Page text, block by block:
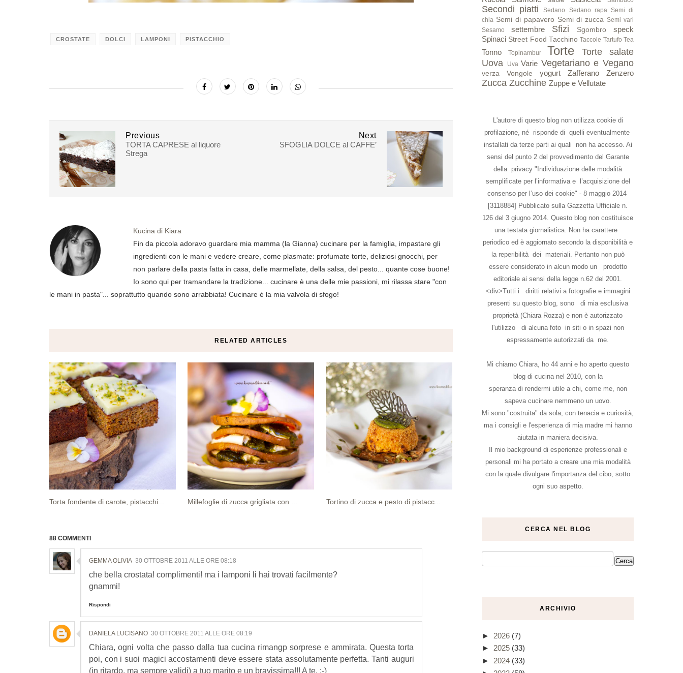
CROSTATE DOLCI LAMPONI PISTACCHIO
Next
SFOGLIA DOLCE al CAFFE’
Previous
TORTA CAPRESE al liquore
Strega
Kucina di Kiara
Fin da piccola adoravo guardare mia mamma (la Gianna) cucinare per la famiglia, impastare gli
ingredienti con le mani e vedere creare, come plasmate: profumate torte, deliziosi gnocchi, per
non parlare della pasta fatta in casa, delle marmellate, della salsa, del pesto... quante cose buone!
Io sono qui per tramandare la tradizione... cucinare è una delle mie passioni, mi rilassa stare "con
le mani in pasta"... soprattutto quando sono arrabbiata! Cucinare è la mia valvola di sfogo!
RELATED ARTICLES
Torta fondente di carote, pistacchi... Millefoglie di zucca grigliata con ... Tortino di zucca e pesto di pistacc...
88 COMMENTI
GEMMA OLIVIA 30 OTTOBRE 2011 ALLE ORE 08:18
che bella crostata! complimenti! ma i lamponi li hai trovati facilmente?
gnammi!
Rispondi
DANIELA LUCISANO 30 OTTOBRE 2011 ALLE ORE 08:19
Chiara, ogni volta che passo dalla tua cucina rimangp sorprese e ammirata. Questa torta
poi, con i suoi magici accostamenti deve essere stata assolutamente perfetta. Tanti auguri
(in ritardo, ma sempre validi) a tuo marito e un bravissima!!! A te. :-)
Secondi piatti Sedano Sedano rapa Semi di
chia Semi di papavero Semi di zucca Semi vari
Sesamo
settembre Sfizi Sgombro
speck
Spinaci Street Food Tacchino Taccole Tartufo Tea
Tonno Topinambur Torte
Torte salate
Uova
Uva Varie Vegetariano e Vegano
verza Vongole yogurt Zafferano Zenzero
Zucca Zucchine Zuppe e Vellutate
L'autore di questo blog non utilizza cookie di
profilazione, né risponde di quelli eventualmente
installati da terze parti ai quali non ha accesso. Ai
sensi del punto 2 del provvedimento del Garante
della privacy "Individuazione delle modalità
semplificate per l’informativa e l’acquisizione del
consenso per l’uso dei cookie" - 8 maggio 2014
[3118884] Pubblicato sulla Gazzetta Ufficiale n.
126 del 3 giugno 2014. Questo blog non costituisce
una testata giornalistica. Non ha carattere
periodico ed è aggiornato secondo la disponibilità e
la reperibilità dei materiali. Pertanto non può
essere considerato in alcun modo un prodotto
editoriale ai sensi della legge n.62 del 2001.
<div>Tutti i diritti relativi a fotografie e immagini
presenti su questo blog, sono di mia esclusiva
proprietà (Chiara Rozza) e non è autorizzato
l'utilizzo di alcuna foto in siti o in spazi non
espressamente autorizzati da me.
Mi chiamo Chiara, ho 44 anni e ho aperto questo
blog di cucina nel 2010, con la
speranza di rendermi utile a chi, come me, non
sapeva cucinare nemmeno un uovo.
Mi sono "costruita" da sola, con tenacia e curiosità,
ma i consigli e l'esperienza di mia madre mi hanno
aiutata in maniera decisiva.
Il mio background di esperienze professionali e
personali mi ha portato a creare una mia modalità
con la quale divulgare l'importanza del cibo, sotto
ogni suo aspetto.
CERCA NEL BLOG
ARCHIVIO
► 2026 (7)
► 2025 (33)
► 2024 (33)